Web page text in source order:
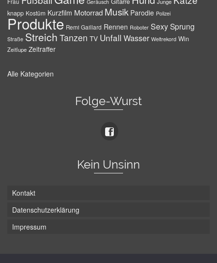
Geräusch
knapp Kostüm Kurzfilm Motorrad Musik Parodie Polizei
Produkte Remi Gaillard Rennen Roboter SexySprung
Straße Streich Tanzen TV Unfall Wasser Weltrekord Win
Zeitlupe Zeitraffer
Alle Kategorien
Folge-Wurst
Kein Unsinn
Kontakt
Datenschutzerklärung
Impressum